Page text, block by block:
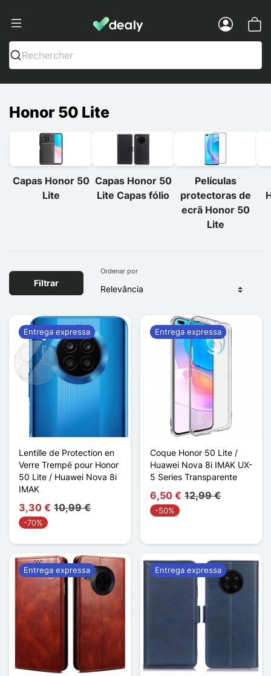
Dealy - Capas e acessórios para
Rechercher
Honor 50 Lite
Capas Honor 50
Lite
Capas Honor 50
Lite Capas fólio
Películas
protectoras de
ecrã Honor 50
Lite
Filtrar
Ordenar por
Lentille de Protection en
Verre Trempé pour Honor
50 Lite / Huawei Nova 8i
IMAK
3,30 € 10,99 €
-70%
Entrega expressa
Coque Honor 50 Lite /
Huawei Nova 8i IMAK UX-
5 Series Transparente
6,50 € 12,99 €
-50%
Entrega expressa
Entrega expressa Entrega expressa